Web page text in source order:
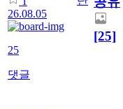
26.08.05
25
댓글
[25]